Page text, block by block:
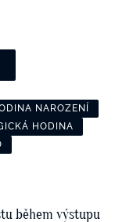
NAROZENÍ
HODINA
během výstupu